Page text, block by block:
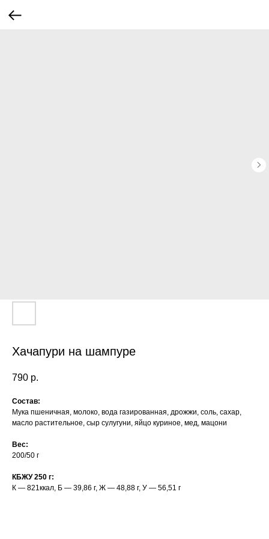
Хачапури на шампуре
790 р.
Состав:
Мука пшеничная, молоко, вода газированная, дрожжи, соль, сахар,
масло растительное, сыр сулугуни, яйцо куриное, мед, мацони
Вес:
200/50 г
КБЖУ 250 г:
К — 821ккал, Б — 39,86 г, Ж — 48,88 г, У — 56,51 г